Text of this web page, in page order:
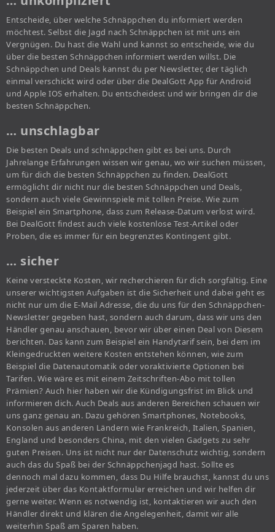
Entscheide, über welche Schnäppchen du informiert werden
möchtest. Selbst die Jagd nach Schnäppchen ist mit uns ein
Vergnügen. Du hast die Wahl und kannst so entscheide, wie du
über die besten Schnäppchen informiert werden willst. Die
Schnäppchen und Deals kannst du per Newsletter, der täglich
einmal verschickt wird oder über die DealGott App für Android
und Apple IOS erhalten. Du entscheidest und wir bringen dir die
besten Schnäppchen.
… unschlagbar
Die besten Deals und schnäppchen gibt es bei uns. Durch
Jahrelange Erfahrungen wissen wir genau, wo wir suchen müssen,
um für dich die besten Schnäppchen zu finden. DealGott
ermöglicht dir nicht nur die besten Schnäppchen und Deals,
sondern auch viele Gewinnspiele mit tollen Preise. Wie zum
Beispiel ein Smartphone, dass zum Release-Datum verlost wird.
Bei DealGott findest auch viele kostenlose Test-Artikel oder
Proben, die es immer für ein begrenztes Kontingent gibt.
… sicher
Keine versteckte Kosten, wir recherchieren für dich sorgfältig. Eine
unserer wichtigsten Aufgaben ist die Sicherheit und dabei geht es
nicht nur um die E-Mail Adresse, die du uns für den Schnäppchen-
Newsletter gegeben hast, sondern auch darum, dass wir uns den
Händler genau anschauen, bevor wir über einen Deal von Diesem
berichten. Das kann zum Beispiel ein Handytarif sein, bei dem im
Kleingedruckten weitere Kosten entstehen können, wie zum
Beispiel die Datenautomatik oder voraktivierte Optionen bei
Tarifen. Wie wäre es mit einem Zeitschriften-Abo mit tollen
Prämien? Auch hier haben wir die Kündigungsfrist im Blick und
informieren dich. Auch Deals aus anderen Bereichen schauen wir
uns ganz genau an. Dazu gehören Smartphones, Notebooks,
Konsolen aus anderen Ländern wie Frankreich, Italien, Spanien,
England und besonders China, mit den vielen Gadgets zu sehr
guten Preisen. Uns ist nicht nur der Datenschutz wichtig, sondern
auch das du Spaß bei der Schnäppchenjagd hast. Sollte es
dennoch mal dazu kommen, dass Du Hilfe brauchst, kannst du uns
jederzeit über das Kontaktformular erreichen und wir helfen dir
gerne weiter. Wenn es notwendig ist, kontaktieren wir auch den
Händler direkt und klären die Angelegenheit, damit wir alle
weiterhin Spaß am Sparen haben.